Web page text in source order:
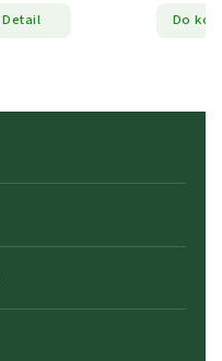
Detail Do